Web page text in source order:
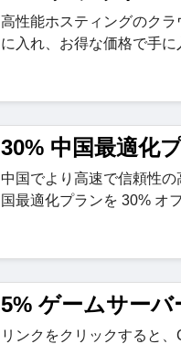
高性能ホスティングのク
に入れ、お得な価格で手に
30% 中国最適化
中国でより高速で信頼性
国最適化プランを 30% オ
5% ゲームサーバ
リンクをクリックすると